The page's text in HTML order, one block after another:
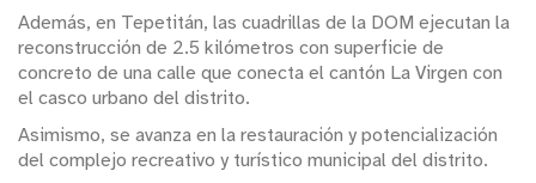
Además, en Tepetitán, las cuadrillas de la DOM ejecutan la
reconstrucción de 2.5 kilómetros con superficie de
concreto de una calle que conecta el cantón La Virgen con
el casco urbano del distrito.
Asimismo, se avanza en la restauración y potencialización
del complejo recreativo y turístico municipal del distrito.